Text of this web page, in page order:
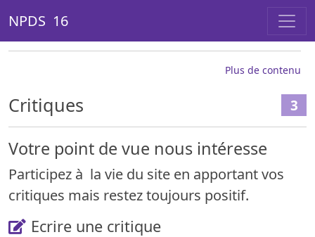
NPDS 16
Plus de contenu
Critiques 3
Votre point de vue nous intéresse
Participez à la vie du site en apportant vos
critiques mais restez toujours positif.
Ecrire une critique